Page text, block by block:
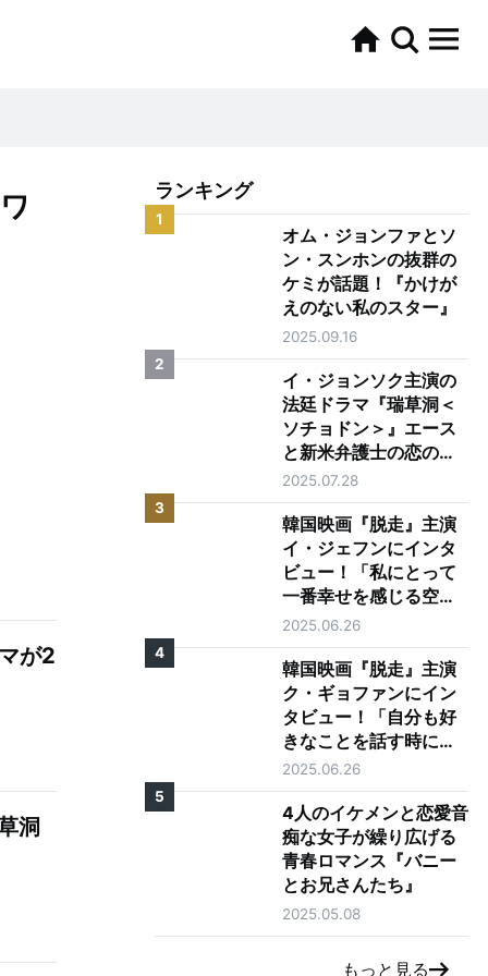
が2
洞
ランキング
1
オム・ジョンファとソ
ン・スンホンの抜群の
ケミが話題！『かけが
えのない私のスター』
2025.09.16
2
イ・ジョンソク主演の
法廷ドラマ『瑞草洞＜
ソチョドン＞』エース
と新米弁護士の恋の行
方は？
2025.07.28
3
韓国映画『脱走』主演
イ・ジェフンにインタ
ビュー！「私にとって
一番幸せを感じる空
間、それは映画館で
す」
2025.06.26
4
韓国映画『脱走』主演
ク・ギョファンにイン
タビュー！「自分も好
きなことを話す時に目
が輝く人になりたい」
2025.06.26
5
4人のイケメンと恋愛音
痴な女子が繰り広げる
青春ロマンス『バニー
とお兄さんたち』
2025.05.08
もっと見る